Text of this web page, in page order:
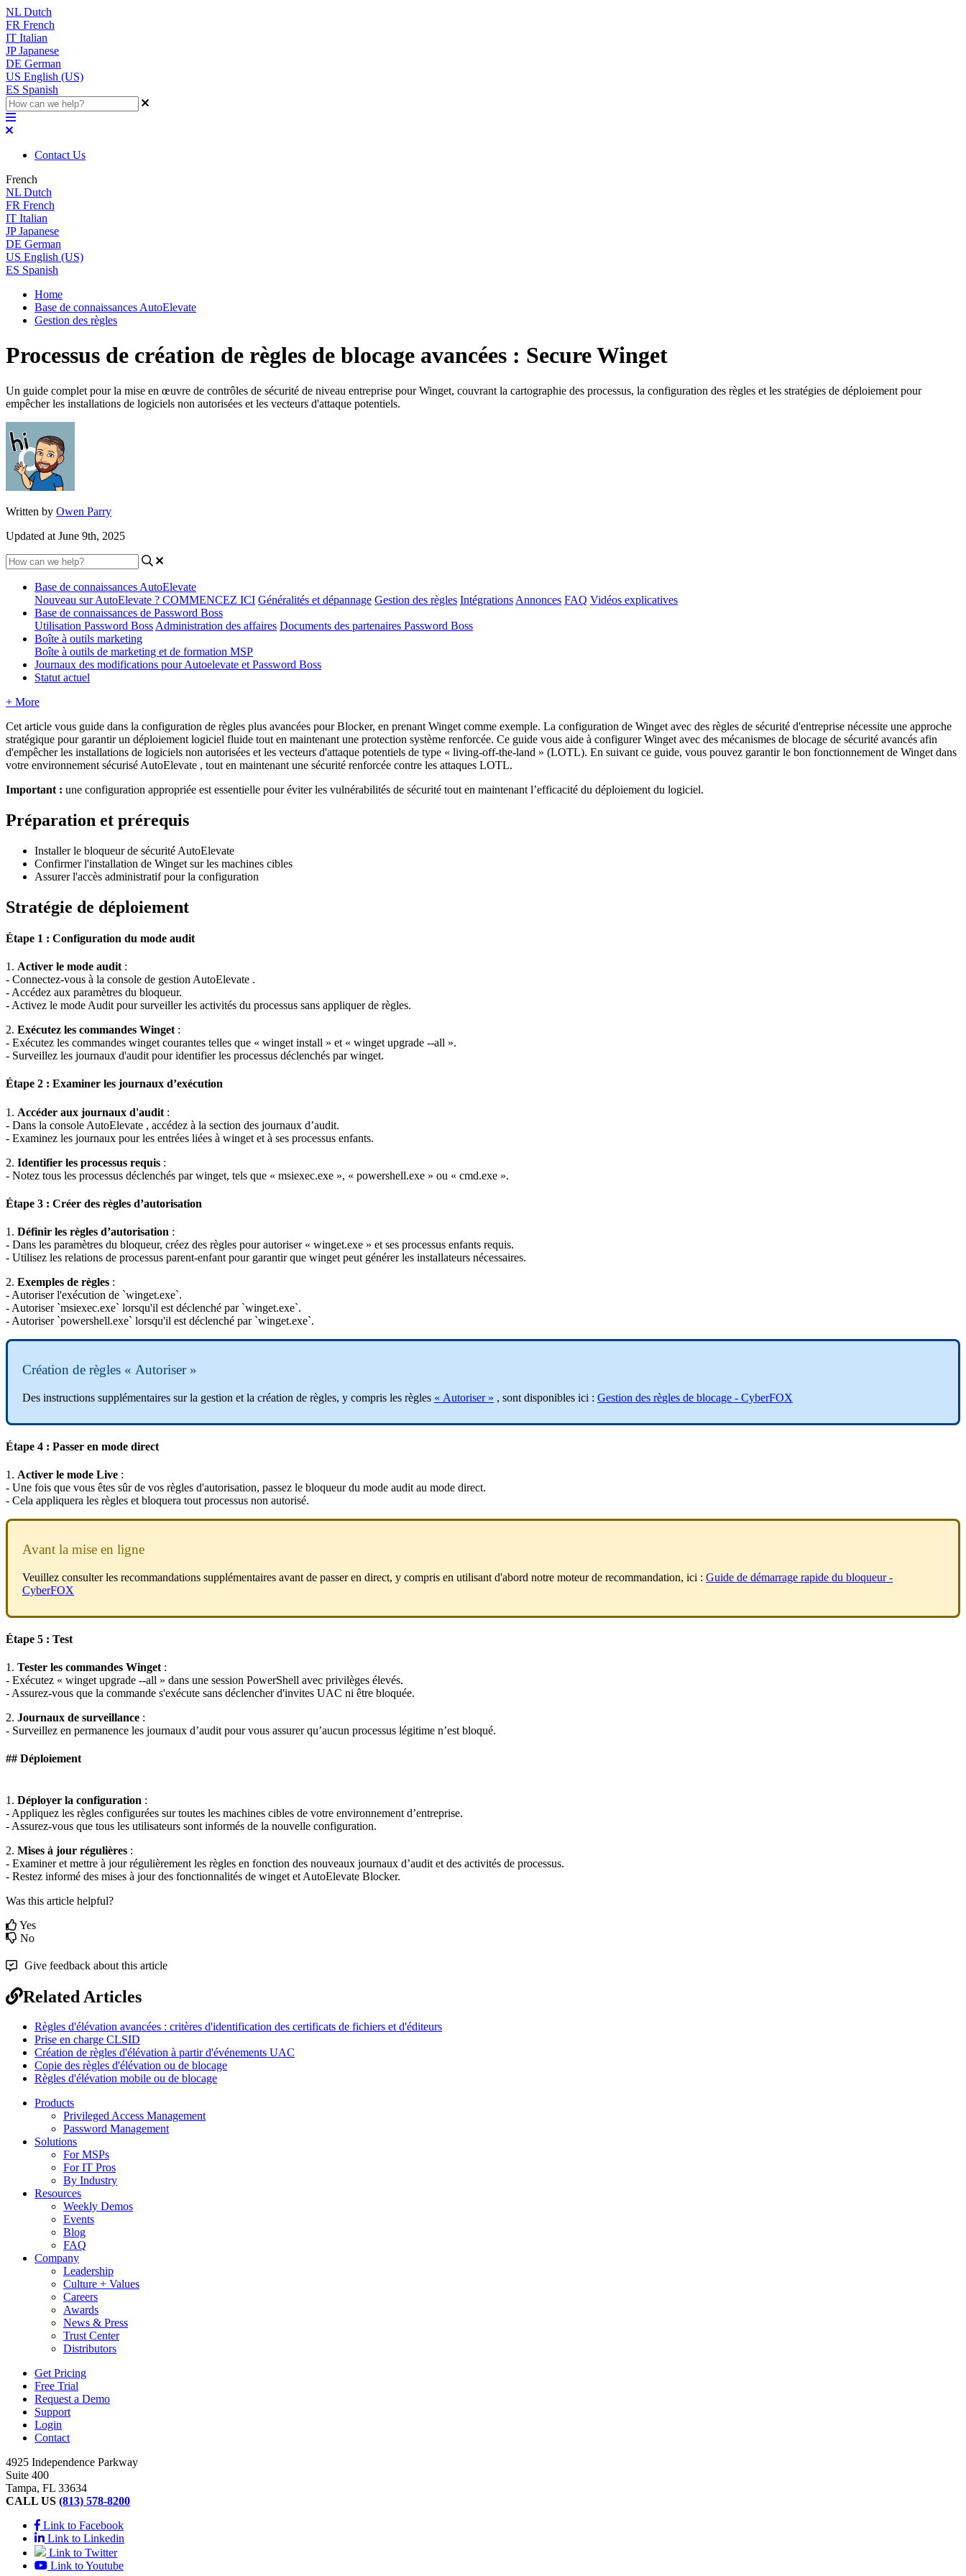
NL Dutch
FR French
IT Italian
JP Japanese
DE German
US English (US)
ES Spanish
Contact Us
French
NL Dutch
FR French
IT Italian
JP Japanese
DE German
US English (US)
ES Spanish
Home
Base de connaissances AutoElevate
Gestion des règles
Processus de création de règles de blocage avancées : Secure Winget
Un guide complet pour la mise en œuvre de contrôles de sécurité de niveau entreprise pour Winget, couvrant la cartographie des processus, la configuration des règles et les stratégies de déploiement pour
empêcher les installations de logiciels non autorisées et les vecteurs d'attaque potentiels.
Written by Owen Parry
Updated at June 9th, 2025
Base de connaissances AutoElevate
Nouveau sur AutoElevate ? COMMENCEZ ICI Généralités et dépannage Gestion des règles Intégrations Annonces FAQ Vidéos explicatives
Base de connaissances de Password Boss
Utilisation Password Boss Administration des affaires Documents des partenaires Password Boss
Boîte à outils marketing
Boîte à outils de marketing et de formation MSP
Journaux des modifications pour Autoelevate et Password Boss
Statut actuel
+ More
Cet article vous guide dans la configuration de règles plus avancées pour Blocker, en prenant Winget comme exemple. La configuration de Winget avec des règles de sécurité d'entreprise nécessite une approche
stratégique pour garantir un déploiement logiciel fluide tout en maintenant une protection système renforcée. Ce guide vous aide à configurer Winget avec des mécanismes de blocage de sécurité avancés afin
d'empêcher les installations de logiciels non autorisées et les vecteurs d'attaque potentiels de type « living-off-the-land » (LOTL). En suivant ce guide, vous pouvez garantir le bon fonctionnement de Winget dans
votre environnement sécurisé AutoElevate , tout en maintenant une sécurité renforcée contre les attaques LOTL.
Important : une configuration appropriée est essentielle pour éviter les vulnérabilités de sécurité tout en maintenant l’efficacité du déploiement du logiciel.
Préparation et prérequis
Installer le bloqueur de sécurité AutoElevate
Confirmer l'installation de Winget sur les machines cibles
Assurer l'accès administratif pour la configuration
Stratégie de déploiement
Étape 1 : Configuration du mode audit
1 . Activer le mode audit :
- Connectez-vous à la console de gestion AutoElevate .
- Accédez aux paramètres du bloqueur.
- Activez le mode Audit pour surveiller les activités du processus sans appliquer de règles.
2. Exécutez les commandes Winget :
- Exécutez les commandes winget courantes telles que « winget install » et « winget upgrade --all ».
- Surveillez les journaux d'audit pour identifier les processus déclenchés par winget.
Étape 2 : Examiner les journaux d’exécution
1 . Accéder aux journaux d'audit :
- Dans la console AutoElevate , accédez à la section des journaux d’audit.
- Examinez les journaux pour les entrées liées à winget et à ses processus enfants.
2. Identifier les processus requis :
- Notez tous les processus déclenchés par winget, tels que « msiexec.exe », « powershell.exe » ou « cmd.exe ».
Étape 3 : Créer des règles d’autorisation
1 . Définir les règles d’autorisation :
- Dans les paramètres du bloqueur, créez des règles pour autoriser « winget.exe » et ses processus enfants requis.
- Utilisez les relations de processus parent-enfant pour garantir que winget peut générer les installateurs nécessaires.
2. Exemples de règles :
- Autoriser l'exécution de `winget.exe`.
- Autoriser `msiexec.exe` lorsqu'il est déclenché par `winget.exe`.
- Autoriser `powershell.exe` lorsqu'il est déclenché par `winget.exe`.
Création de règles « Autoriser »
Des instructions supplémentaires sur la gestion et la création de règles, y compris les règles « Autoriser » , sont disponibles ici : Gestion des règles de blocage - CyberFOX
Étape 4 : Passer en mode direct
1 . Activer le mode Live :
- Une fois que vous êtes sûr de vos règles d'autorisation, passez le bloqueur du mode audit au mode direct.
- Cela appliquera les règles et bloquera tout processus non autorisé.
Avant la mise en ligne
Veuillez consulter les recommandations supplémentaires avant de passer en direct, y compris en utilisant d'abord notre moteur de recommandation, ici : Guide de démarrage rapide du bloqueur -
CyberFOX
Étape 5 : Test
1 . Tester les commandes Winget :
- Exécutez « winget upgrade --all » dans une session PowerShell avec privilèges élevés.
- Assurez-vous que la commande s'exécute sans déclencher d'invites UAC ni être bloquée.
2. Journaux de surveillance :
- Surveillez en permanence les journaux d’audit pour vous assurer qu’aucun processus légitime n’est bloqué.
## Déploiement
1 . Déployer la configuration :
- Appliquez les règles configurées sur toutes les machines cibles de votre environnement d’entreprise.
- Assurez-vous que tous les utilisateurs sont informés de la nouvelle configuration.
2. Mises à jour régulières :
- Examiner et mettre à jour régulièrement les règles en fonction des nouveaux journaux d’audit et des activités de processus.
- Restez informé des mises à jour des fonctionnalités de winget et AutoElevate Blocker.
Was this article helpful?
Yes
No
Give feedback about this article
Related Articles
Règles d'élévation avancées : critères d'identification des certificats de fichiers et d'éditeurs
Prise en charge CLSID
Création de règles d'élévation à partir d'événements UAC
Copie des règles d'élévation ou de blocage
Règles d'élévation mobile ou de blocage
Products
Privileged Access Management
Password Management
Solutions
For MSPs
For IT Pros
By Industry
Resources
Weekly Demos
Events
Blog
FAQ
Company
Leadership
Culture + Values
Careers
Awards
News & Press
Trust Center
Distributors
Get Pricing
Free Trial
Request a Demo
Support
Login
Contact
4925 Independence Parkway
Suite 400
Tampa, FL 33634
CALL US (813) 578-8200
Link to Facebook
Link to Linkedin
Link to Twitter
Link to Youtube